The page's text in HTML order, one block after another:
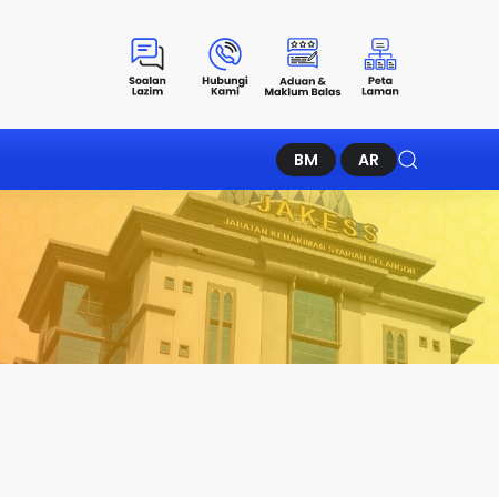
BM AR